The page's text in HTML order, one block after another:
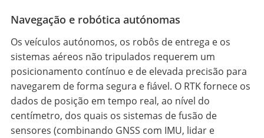
Navegação e robótica autónomas
Os veículos autónomos, os robôs de entrega e os
sistemas aéreos não tripulados requerem um
posicionamento contínuo e de elevada precisão para
navegarem de forma segura e fiável. O RTK fornece os
dados de posição em tempo real, ao nível do
centímetro, dos quais os sistemas de fusão de
sensores (combinando GNSS com IMU, lidar e